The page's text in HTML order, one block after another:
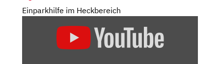
Einparkhilfe im Heckbereich
TRANSPORTER: